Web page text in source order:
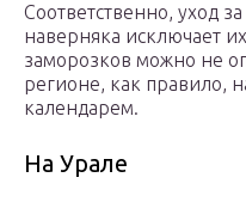
Соответственно, уход
наверняка исключает
заморозков можно не
регионе, как правило,
календарем.
На Урале